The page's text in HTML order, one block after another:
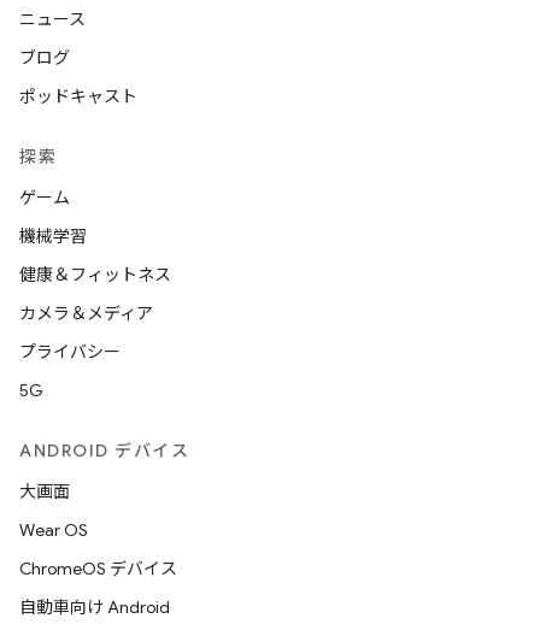
ニュース
ブログ
ポッドキャスト
探索
ゲーム
機械学習
健康＆フィットネス
カメラ＆メディア
プライバシー
5G
ANDROID デバイス
大画面
Wear OS
ChromeOS デバイス
自動車向け Android